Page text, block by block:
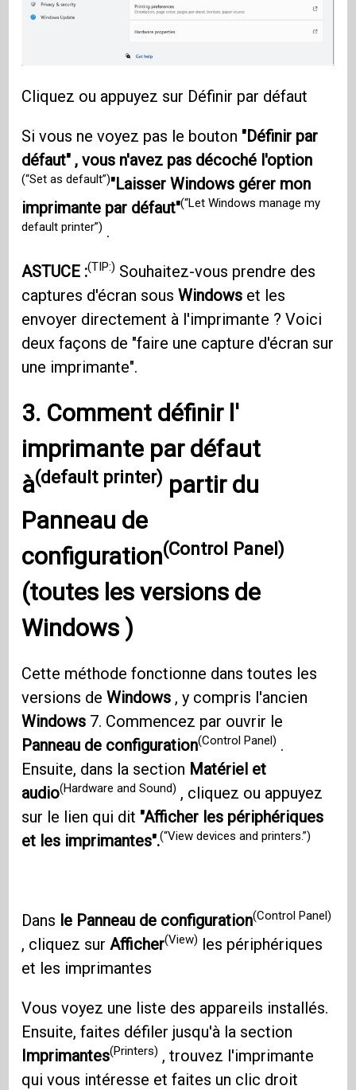
Cliquez ou appuyez sur Définir par défaut
Si vous ne voyez pas le bouton "Définir par
défaut" , vous n'avez pas décoché l'option
(“Set as default”)"Laisser Windows gérer mon
imprimante par défaut"(“Let Windows manage my
default printer”) .
ASTUCE :(TIP:) Souhaitez-vous prendre des
captures d'écran sousWindows et les
envoyer directement à l'imprimante ? Voici
deux façons de "faire une capture d'écran sur
une imprimante".
3. Comment définir l'
imprimante par défaut
à(default printer) partir du
Panneau de
configuration(Control Panel)
(toutes les versions de
Windows )
Cette méthode fonctionne dans toutes les
versions deWindows , y compris l'ancien
Windows 7. Commencez par ouvrir le
Panneau de configuration(Control Panel) .
Ensuite, dans la section Matériel et
audio(Hardware and Sound) , cliquez ou appuyez
sur le lien qui dit "Afficher les périphériques
et les imprimantes".(“View devices and printers.”)
Dans le Panneau de configuration(Control Panel)
, cliquez sur Afficher(View) les périphériques
et les imprimantes
Vous voyez une liste des appareils installés.
Ensuite, faites défiler jusqu'à la section
Imprimantes(Printers) , trouvez l'imprimante
qui vous intéresse et faites un clic droit